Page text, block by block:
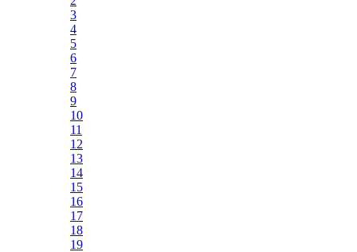
3
4
5
6
7
8
9
10
11
12
13
14
15
16
17
18
19